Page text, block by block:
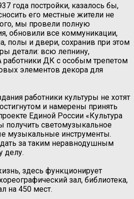
года постройки, казалось бы,
его местные жители не
мы провели полную
обновили все коммуникации,
полы и двери, сохранив при этом
детали: всю лепнину,
ДК с особым трепетом
элементов декора для
работники культуры не хотят
и намерены принять
Единой России «Культура
получить светомузыкальное
музыкальные инструменты.
за таким неравнодушным
делу.
здесь функционирует
зал, библиотека,
на 450 мест.